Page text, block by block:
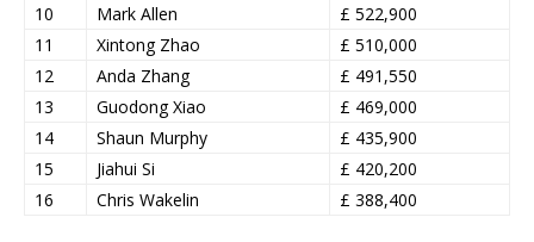
10
Mark Allen
£ 522,900
11
Xintong Zhao
£ 510,000
12
Anda Zhang
£ 491,550
13
Guodong Xiao
£ 469,000
14
Shaun Murphy
£ 435,900
15
Jiahui Si
£ 420,200
16
Chris Wakelin £ 388,400